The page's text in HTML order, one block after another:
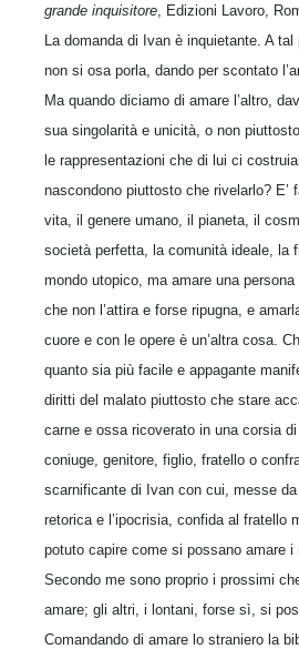
grande inquisitore , Edizioni Lavoro,
La domanda di Ivan è inquietante. A
non si osa porla, dando per scontato
Ma quando diciamo di amare l’altro,
sua singolarità e unicità, o non
le rappresentazioni che di lui ci
nascondono piuttosto che rivelarlo? E’
vita, il genere umano, il pianeta, il
società perfetta, la comunità ideale, la
mondo utopico, ma amare una
che non l’attira e forse ripugna, e
cuore e con le opere è un’altra cosa.
quanto sia più facile e appagante
diritti del malato piuttosto che stare
carne e ossa ricoverato in una corsia
coniuge, genitore, figlio, fratello o
scarnificante di Ivan con cui, messe
retorica e l’ipocrisia, confida al fratello
potuto capire come si possano amare i
Secondo me sono proprio i prossimi
amare; gli altri, i lontani, forse sì, si
Comandando di amare lo straniero la